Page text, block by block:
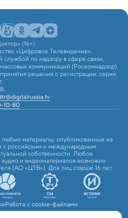
(16+)
«Цифровое Телевидение».
по надзору в сфере связи,
коммуникаций (Роскомнадзор).
решения о регистрации: серия
10-80
материалы, опубликованные на
с российским и международным
собственности. Любое
аудио и видеоматериалов возможно
(АО «ЦТВ»). Для лиц старше 16 лет.
Работа с cookie-файлами